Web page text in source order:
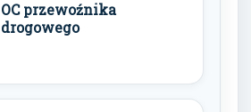
OC przewoźnika
drogowego